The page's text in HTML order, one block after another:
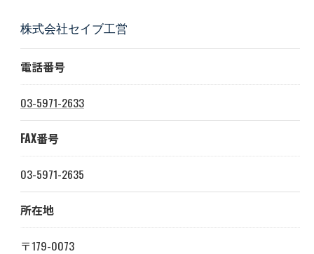
株式会社セイブ工営
電話番号
03-5971-2633
FAX番号
03-5971-2635
所在地
〒179-0073